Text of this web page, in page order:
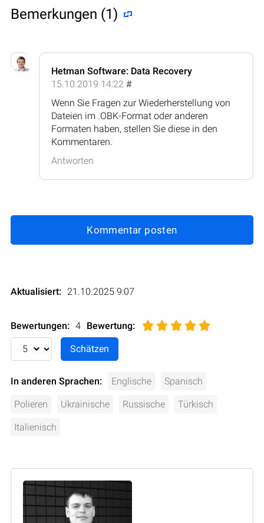
Bemerkungen (1)
Hetman Software: Data Recovery
15.10.2019 14:22 #
Wenn Sie Fragen zur Wiederherstellung von
Dateien im .OBK-Format oder anderen
Formaten haben, stellen Sie diese in den
Kommentaren.
Antworten
Kommentar posten
Aktualisiert: 21.10.2025 9:07
Bewertungen: 4 Bewertung:
In anderen Sprachen: Englische Spanisch
Polieren Ukrainische Russische Türkisch
Italienisch